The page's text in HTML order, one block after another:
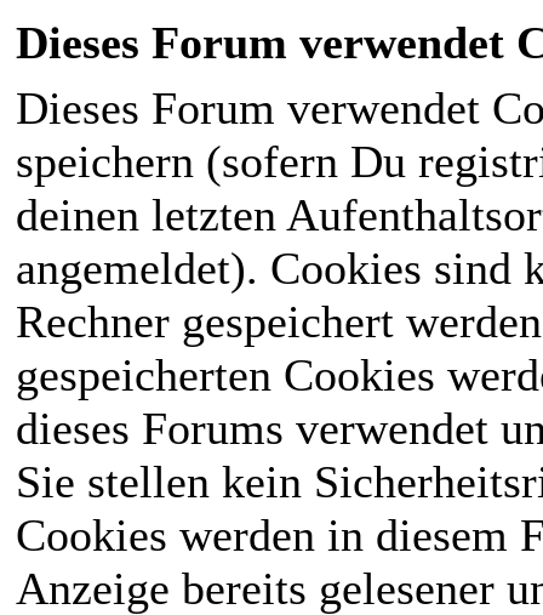
Dieses Forum verwendet
Dieses Forum verwendet
speichern (sofern Du
deinen letzten
angemeldet). Cookies sind
Rechner gespeichert
gespeicherten Cookies
dieses Forums verwendet
Sie stellen kein
Cookies werden in diesem
Anzeige bereits gelesener